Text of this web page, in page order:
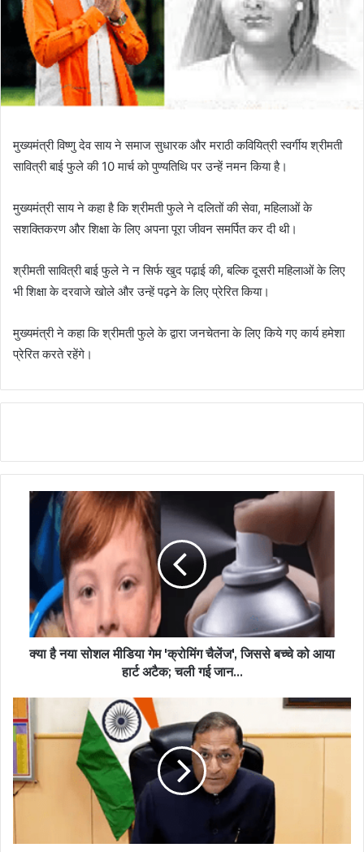
मुख्यमंत्री विष्णु देव साय ने समाज सुधारक और मराठी कवियित्री स्वर्गीय श्रीमती
सावित्री बाई फुले की 10 मार्च को पुण्यतिथि पर उन्हें नमन किया है।
मुख्यमंत्री साय ने कहा है कि श्रीमती फुले ने दलितों की सेवा, महिलाओं के
सशक्तिकरण और शिक्षा के लिए अपना पूरा जीवन समर्पित कर दी थी।
श्रीमती सावित्री बाई फुले ने न सिर्फ खुद पढ़ाई की, बल्कि दूसरी महिलाओं के लिए
भी शिक्षा के दरवाजे खोले और उन्हें पढ़ने के लिए प्रेरित किया।
मुख्यमंत्री ने कहा कि श्रीमती फुले के द्वारा जनचेतना के लिए किये गए कार्य हमेशा
प्रेरित करते रहेंगे।
क्या है नया सोशल मीडिया गेम 'क्रोमिंग चैलेंज', जिससे बच्चे को आया
हार्ट अटैक; चली गई जान...